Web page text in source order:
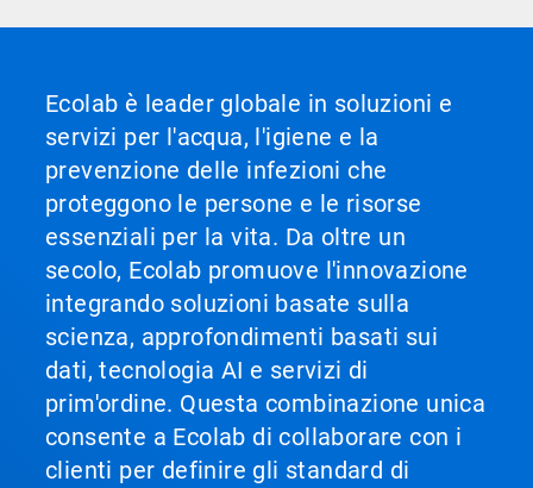
Ecolab è leader globale in soluzioni e
servizi per l'acqua, l'igiene e la
prevenzione delle infezioni che
proteggono le persone e le risorse
essenziali per la vita. Da oltre un
secolo, Ecolab promuove l'innovazione
integrando soluzioni basate sulla
scienza, approfondimenti basati sui
dati, tecnologia AI e servizi di
prim'ordine. Questa combinazione unica
consente a Ecolab di collaborare con i
clienti per definire gli standard di